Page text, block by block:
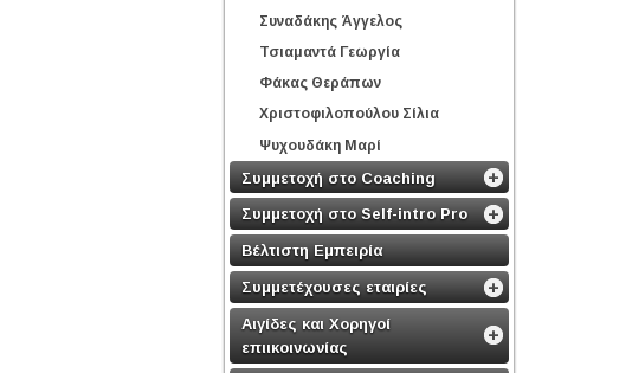
Συναδάκης Άγγελος
Τσιαμαντά Γεωργία
Φάκας Θεράπων
Χριστοφιλοπούλου Σίλια
Ψυχουδάκη Μαρί
Συμμετοχή στο Coaching
Συμμετοχή στο Self-intro Pro
Βέλτιστη Εμπειρία
Συμμετέχουσες εταιρίες
Αιγίδες και Χορηγοί
επιικοινωνίας